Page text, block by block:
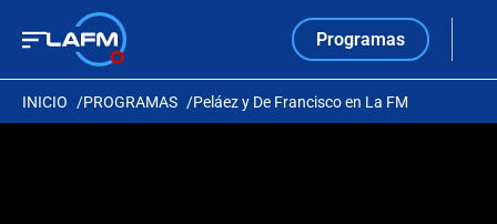
Programas
INICIO PROGRAMAS Peláez y De Francisco en La FM